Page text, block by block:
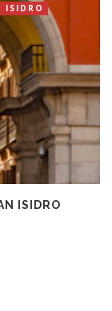
ISIDRO
ISIDRO